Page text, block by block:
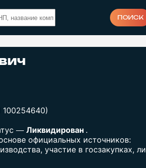
ПОИСК
— Ликвидирован .
официальных источников:
участие в госзакупках,